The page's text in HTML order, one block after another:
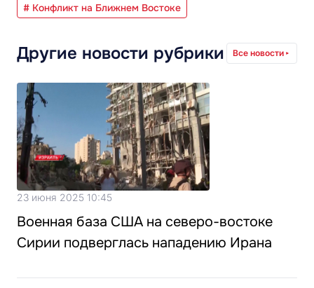
# Конфликт на Ближнем Востоке
Другие новости рубрики Все новости
23 июня 2025 10:45
Военная база США на северо-востоке
Сирии подверглась нападению Ирана